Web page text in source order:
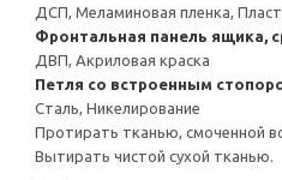
ДСП, Меламиновая пленка,
Фронтальная панель ящика,
ДВП, Акриловая краска
Петля со встроенным
Сталь, Никелирование
Протирать тканью, смоченной
Вытирать чистой сухой тканью.